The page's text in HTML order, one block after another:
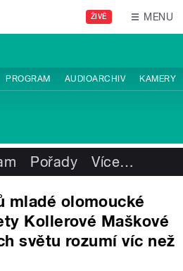
ŽIVĚ MENU
PROGRAM AUDIOARCHIV KAMERY
Pořady Více…
mladé olomoucké
Kollerové Maškové
světu rozumí víc než